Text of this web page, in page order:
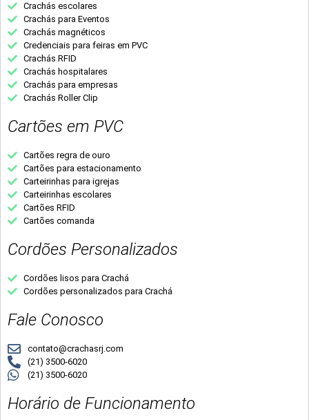
Crachás escolares
Crachás para Eventos
Crachás magnéticos
Credenciais para feiras em PVC
Crachás RFID
Crachás hospitalares
Crachás para empresas
Crachás Roller Clip
Cartões em PVC
Cartões regra de ouro
Cartões para estacionamento
Carteirinhas para igrejas
Carteirinhas escolares
Cartões RFID
Cartões comanda
Cordões Personalizados
Cordões lisos para Crachá
Cordões personalizados para Crachá
Fale Conosco
contato@crachasrj.com
(21) 3500-6020
(21) 3500-6020
Horário de Funcionamento